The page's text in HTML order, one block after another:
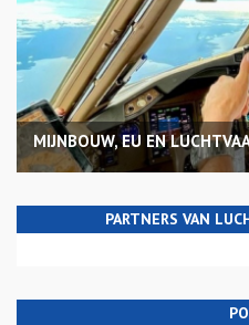
MIJNBOUW, EU EN
PARTNERS VAN